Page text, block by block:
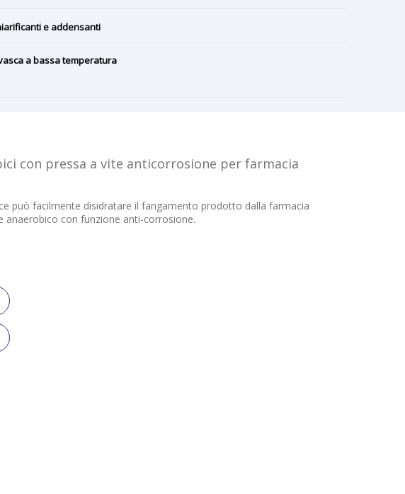
e addensanti
a bassa temperatura
con pressa a vite anticorrosione per farmacia
può facilmente disidratare il fangamento prodotto dalla farmacia
con funzione anti-corrosione.